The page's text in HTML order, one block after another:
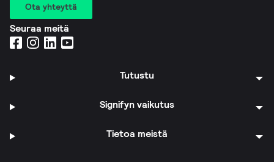
Ota yhteyttä
Seuraa meitä
Tutustu
Signifyn vaikutus
Tietoa meistä